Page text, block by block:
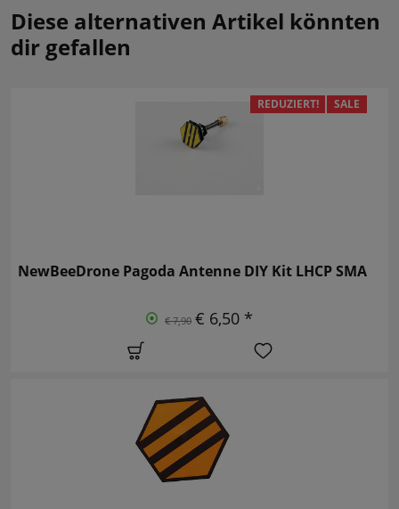
Diese alternativen Artikel könnten
dir gefallen
REDUZIERT! SALE
NewBeeDrone Pagoda Antenne DIY Kit LHCP SMA
€ 7,90 € 6,50 *